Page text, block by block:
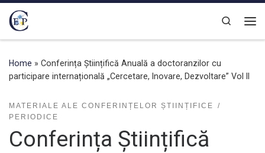
Skip to content Search
Home » Conferința Științifică Anuală a doctoranzilor cu
participare internațională „Cercetare, Inovare, Dezvoltare” Vol II
MATERIALE ALE CONFERINȚELOR ȘTIINȚIFICE
PERIODICE
Conferința Științifică